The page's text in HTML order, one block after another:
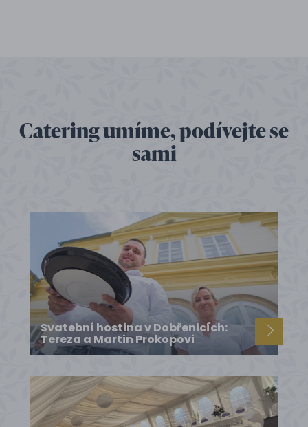
Catering umíme, podívejte se
sami
Svatební hostina v Dobřenicích:
Tereza a Martin Prokopovi